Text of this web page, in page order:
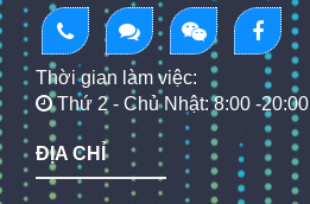
Thời gian làm việc:
Thứ 2 - Chủ Nhật: 8:00 -20:00
ĐỊA CHỈ